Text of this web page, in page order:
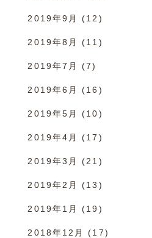
2019年9月 (12)
2019年8月 (11)
2019年7月 (7)
2019年6月 (16)
2019年5月 (10)
2019年4月 (17)
2019年3月 (21)
2019年2月 (13)
2019年1月 (19)
2018年12月 (17)